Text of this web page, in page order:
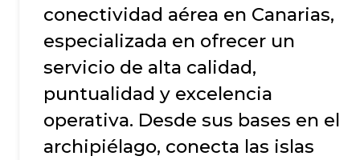
conectividad aérea en Canarias,
especializada en ofrecer un
servicio de alta calidad,
puntualidad y excelencia
operativa. Desde sus bases en el
archipiélago, conecta las islas